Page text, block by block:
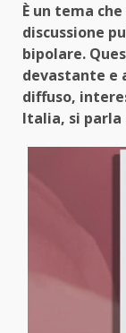
È un tema
discussione
bipolare.
devastante e
diffuso,
Italia, si